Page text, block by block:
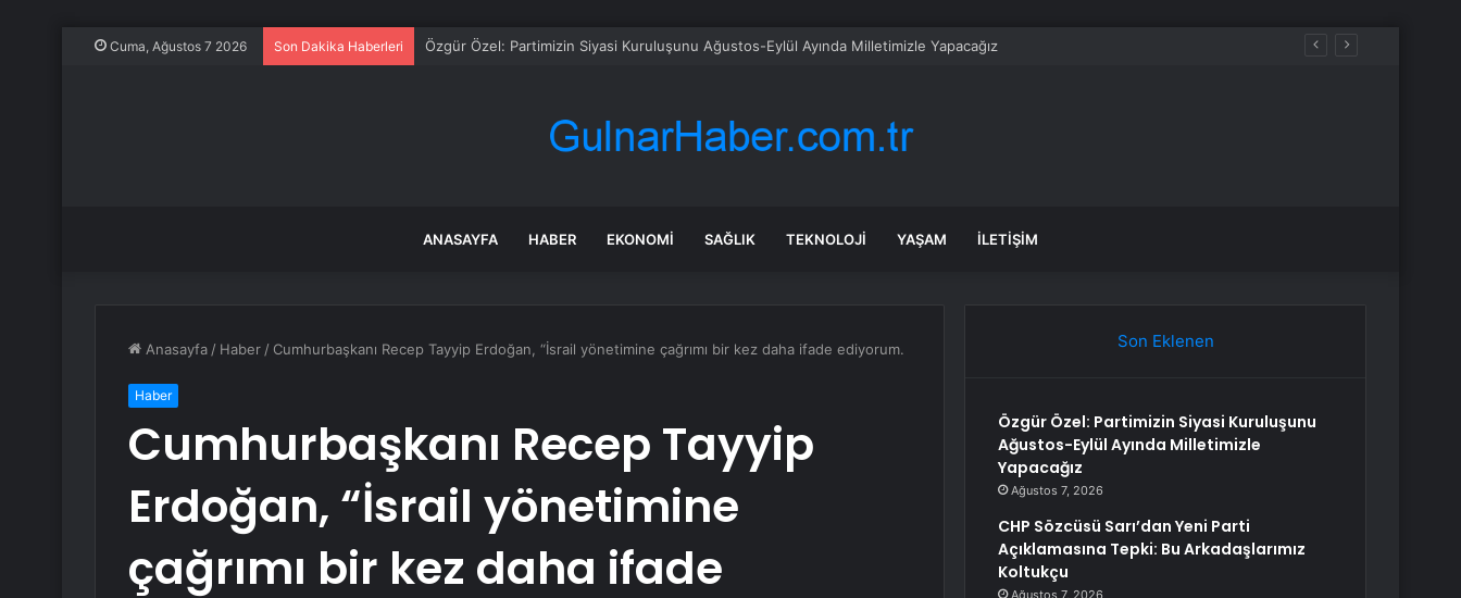
Cuma, Ağustos 7 2026 Son Dakika Haberleri CHP Sözcüsü Sarı’dan Yeni Parti Açıklamasına Tepki: Bu Arkadaşlarımız Koltukçu
ANASAYFA HABER EKONOMI SAĞLIK TEKNOLOJI YAŞAM İLETIŞIM
Anasayfa / Haber / Cumhurbaşkanı Recep Tayyip Erdoğan, “İsrail yönetimine çağrımı bir kez daha ifade ediyorum.
Haber
Cumhurbaşkanı Recep Tayyip
Erdoğan, “İsrail yönetimine
çağrımı bir kez daha ifade
Son Eklenen
Özgür Özel: Partimizin Siyasi Kuruluşunu
Ağustos-Eylül Ayında Milletimizle
Yapacağız
Ağustos 7, 2026
CHP Sözcüsü Sarı’dan Yeni Parti
Açıklamasına Tepki: Bu Arkadaşlarımız
Koltukçu
Ağustos 7, 2026